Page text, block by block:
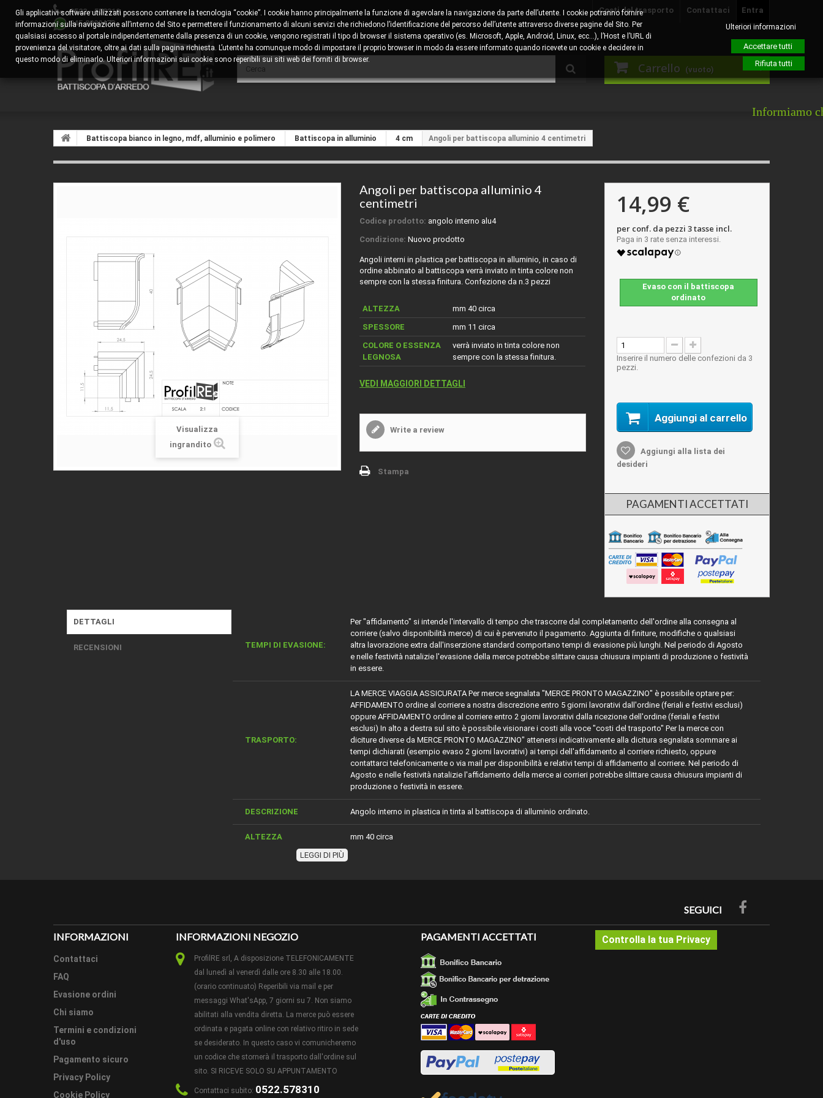
Entra
Contattaci
Costi del trasporto
0522 - 578310
345.8829473
Carrello (vuoto)
Informiamo che
Battiscopa bianco in legno, mdf, alluminio e polimero Battiscopa in alluminio 4 cm Angoli per battiscopa alluminio 4 centimetri
Visualizza
ingrandito
Angoli per battiscopa alluminio 4
centimetri
Codice prodotto: angolo interno alu4
Condizione: Nuovo prodotto
Angoli interni in plastica per battiscopa in alluminio, in caso di
ordine abbinato al battiscopa verrà inviato in tinta colore non
sempre con la stessa finitura. Confezione da n.3 pezzi
ALTEZZA
mm 40 circa
SPESSORE
mm 11 circa
COLORE O ESSENZA
LEGNOSA
verrà inviato in tinta colore non
sempre con la stessa finitura.
VEDI MAGGIORI DETTAGLI
Write a review
Stampa
14,99 €
per conf. da pezzi 3 tasse incl.
Evaso con il battiscopa
ordinato
Inserire il numero delle confezioni da 3
pezzi.
Aggiungi al carrello
Aggiungi alla lista dei
desideri
PAGAMENTI ACCETTATI
DETTAGLI
RECENSIONI TEMPI DI EVASIONE:
Per "affidamento" si intende l'intervallo di tempo che trascorre dal completamento dell'ordine alla consegna al
corriere (salvo disponibilità merce) di cui è pervenuto il pagamento. Aggiunta di finiture, modifiche o qualsiasi
altra lavorazione extra dall'inserzione standard comportano tempi di evasione più lunghi. Nel periodo di Agosto
e nelle festività natalizie l'evasione della merce potrebbe slittare causa chiusura impianti di produzione o festività
in essere.
TRASPORTO:
LA MERCE VIAGGIA ASSICURATA Per merce segnalata "MERCE PRONTO MAGAZZINO" è possibile optare per:
AFFIDAMENTO ordine al corriere a nostra discrezione entro 5 giorni lavorativi dall'ordine (feriali e festivi esclusi)
oppure AFFIDAMENTO ordine al corriere entro 2 giorni lavorativi dalla ricezione dell'ordine (feriali e festivi
esclusi) In alto a destra sul sito è possibile visionare i costi alla voce "costi del trasporto" Per la merce con
diciture diverse da MERCE PRONTO MAGAZZINO" attenersi indicativamente alla dicitura segnalata sommare ai
tempi dichiarati (esempio evaso 2 giorni lavorativi) ai tempi dell'affidamento al corriere richiesto, oppure
contattarci telefonicamente o via mail per disponibilità e relativi tempi di affidamento al corriere. Nel periodo di
Agosto e nelle festività natalizie l'affidamento della merce ai corrieri potrebbe slittare causa chiusura impianti di
produzione o festività in essere.
DESCRIZIONE Angolo interno in plastica in tinta al battiscopa di alluminio ordinato.
ALTEZZA mm 40 circa
QUANTITÀ PER
CONFEZIONE:
LEGGI DI PIÙ
SEGUICI
INFORMAZIONI
Contattaci
FAQ
Evasione ordini
Chi siamo
Termini e condizioni
d'uso
Pagamento sicuro
Privacy Policy
Cookie Policy
INFORMAZIONI NEGOZIO
ProfilRE srl, A disposizione TELEFONICAMENTE
dal lunedì al venerdì dalle ore 8.30 alle 18.00.
(orario continuato) Reperibili via mail e per
messaggi What'sApp, 7 giorni su 7. Non siamo
abilitati alla vendita diretta. La merce può essere
ordinata e pagata online con relativo ritiro in sede
se desiderato. In questo caso vi comunicheremo
un codice che stornerà il trasporto dall'ordine sul
sito. SI RICEVE SOLO SU APPUNTAMENTO
Contattaci subito: 0522.578310
PAGAMENTI ACCETTATI Controlla la tua Privacy
Gli applicativi software utilizzati possono contenere la tecnologia “cookie”. I cookie hanno principalmente la funzione di agevolare la navigazione da parte dell’utente. I cookie potranno fornire
informazioni sulla navigazione all’interno del Sito e permettere il funzionamento di alcuni servizi che richiedono l’identificazione del percorso dell’utente attraverso diverse pagine del Sito. Per
qualsiasi accesso al portale indipendentemente dalla presenza di un cookie, vengono registrati il tipo di browser il sistema operativo (es. Microsoft, Apple, Android, Linux, ecc…), l’Host e l’URL di
provenienza del visitatore, oltre ai dati sulla pagina richiesta. L’utente ha comunque modo di impostare il proprio browser in modo da essere informato quando ricevete un cookie e decidere in
questo modo di eliminarlo. Ulteriori informazioni sui cookie sono reperibili sui siti web dei forniti di browser.
Ulteriori informazioni
Accettare tutti
Rifiuta tutti